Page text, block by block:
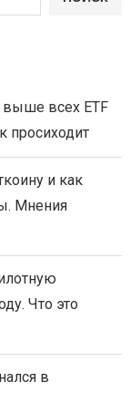
выше всех ETF
просиходит
и как
Мнения
Что это
в